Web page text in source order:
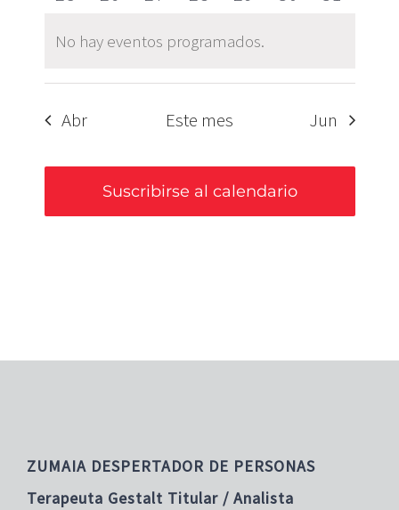
eventoseventoseventoseventoseventos
No hay eventos programados.
Abr Este mes Jun
Suscribirse al calendario
ZUMAIA DESPERTADOR DE PERSONAS
Terapeuta Gestalt Titular / Analista